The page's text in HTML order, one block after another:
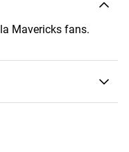
Mavericks fans.